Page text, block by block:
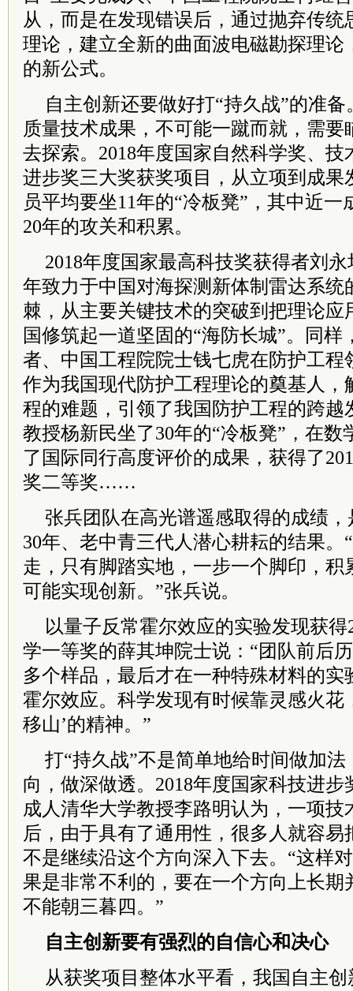
从，而是在发现错误后，通过抛弃传统
理论，建立全新的曲面波电磁勘探理论
的新公式。
自主创新还要做好打“持久战”的准
质量技术成果，不可能一蹴而就，需要
去探索。2018年度国家自然科学奖、
进步奖三大奖获奖项目，从立项到成果
员平均要坐11年的“冷板凳”，其中近
20年的攻关和积累。
2018年度国家最高科技奖获得者刘
年致力于中国对海探测新体制雷达系统
棘，从主要关键技术的突破到把理论应
国修筑起一道坚固的“海防长城”。同样
者、中国工程院院士钱七虎在防护工程
作为我国现代防护工程理论的奠基人，
程的难题，引领了我国防护工程的跨越
教授杨新民坐了30年的“冷板凳”，在数
了国际同行高度评价的成果，获得了
奖二等奖……
张兵团队在高光谱遥感取得的成绩
30年、老中青三代人潜心耕耘的结果。
走，只有脚踏实地，一步一个脚印，积
可能实现创新。”张兵说。
以量子反常霍尔效应的实验发现获
学一等奖的薛其坤院士说：“团队前后
多个样品，最后才在一种特殊材料的实
霍尔效应。科学发现有时候靠灵感火花
移山’的精神。”
打“持久战”不是简单地给时间做加
向，做深做透。2018年度国家科技进
成人清华大学教授李路明认为，一项技
后，由于具有了通用性，很多人就容易
不是继续沿这个方向深入下去。“这样
果是非常不利的，要在一个方向上长期
不能朝三暮四。”
自主创新要有强烈的自信心和决心
从获奖项目整体水平看，我国自主